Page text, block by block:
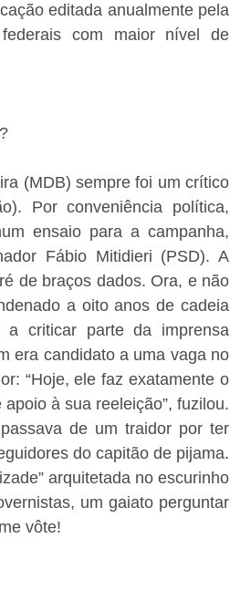
editada anualmente pela
com maior nível de
(MDB) sempre foi um crítico
Por conveniência política,
ensaio para a campanha,
Fábio Mitidieri (PSD). A
de braços dados. Ora, e não
a oito anos de cadeia
a criticar parte da imprensa
era candidato a uma vaga no
“Hoje, ele faz exatamente o
à sua reeleição”, fuzilou.
de um traidor por ter
do capitão de pijama.
arquitetada no escurinho
um gaiato perguntar
vôte!